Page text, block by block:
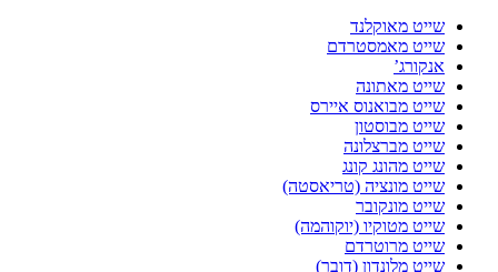
שייט מאוקלנד
שייט מאמסטרדם
אנקורג’
שייט מאתונה
שייט מבואנוס איירס
שייט מבוסטון
שייט מברצלונה
שייט מהונג קונג
שייט מונציה (טריאסטה)
שייט מונקובר
שייט מטוקיו (יוקוהמה)
שייט מרוטרדם
שייט מלונדון (דובר)